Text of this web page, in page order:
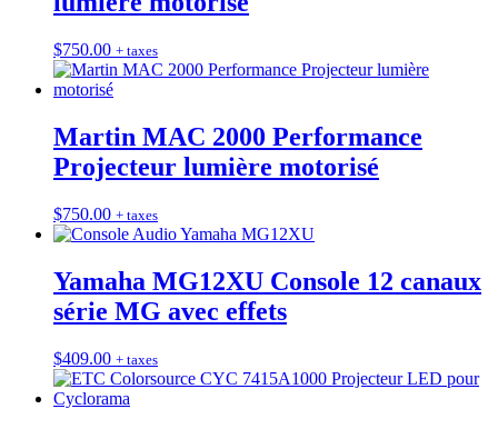
$750.00 + taxes
Martin MAC 2000 Performance
Projecteur lumière motorisé
$750.00 + taxes
Yamaha MG12XU Console 12 canaux
série MG avec effets
$409.00 + taxes